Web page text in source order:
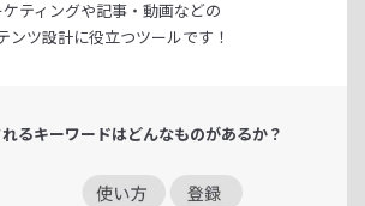
ケティングや記事・動画などの
ンツ設計に役立つツールです！
るキーワードはどんなものがあるか？